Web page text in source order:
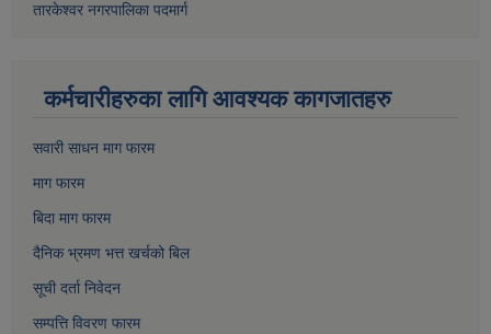
तारकेश्वर नगरपालिका पदमार्ग
कर्मचारीहरुका लागि आवश्यक कागजातहरु
सवारी साधन माग फारम
माग फारम
बिदा माग फारम
दैनिक भ्रमण भत्त खर्चको बिल
सूची दर्ता निवेदन
सम्पत्ति विवरण फारम